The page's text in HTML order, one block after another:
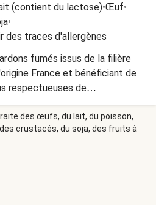
(contient du lactose)•Œuf•
•
des traces d'allergènes
fumés issus de la filière
France et bénéficiant de
respectueuses de
être animal, cette viande
d'un goût délicat et
des œufs, du lait, du poisson,
crustacés, du soja, des fruits à